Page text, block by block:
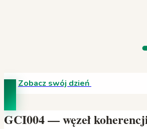
Zobacz swój dzień
GCI004 — węzeł